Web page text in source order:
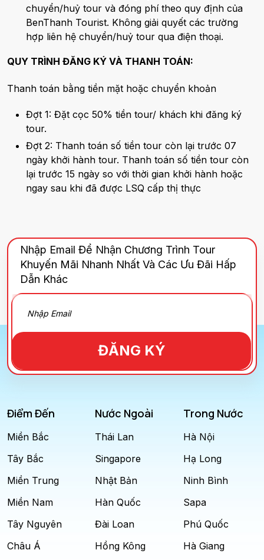
chuyển/huỷ tour và đóng phí theo quy định của
BenThanh Tourist. Không giải quyết các trường
hợp liên hệ chuyển/huỷ tour qua điện thoại.
QUY TRÌNH ĐĂNG KÝ VÀ THANH TOÁN:
Thanh toán bằng tiền mặt hoặc chuyển khoản
Đợt 1: Đặt cọc 50% tiền tour/ khách khi đăng ký
tour.
Đợt 2: Thanh toán số tiền tour còn lại trước 07
ngày khởi hành tour. Thanh toán số tiền tour còn
lại trước 15 ngày so với thời gian khởi hành hoặc
ngay sau khi đã được LSQ cấp thị thực
Nhập Email Để Nhận Chương Trình Tour
Khuyến Mãi Nhanh Nhất Và Các Ưu Đãi Hấp
Dẫn Khác
ĐĂNG KÝ
Điểm Đến
Miền Bắc
Tây Bắc
Miền Trung
Miền Nam
Tây Nguyên
Châu Á
Nước Ngoài
Thái Lan
Singapore
Nhật Bản
Hàn Quốc
Đài Loan
Hồng Kông
Trong Nước
Hà Nội
Hạ Long
Ninh Bình
Sapa
Phú Quốc
Hà Giang